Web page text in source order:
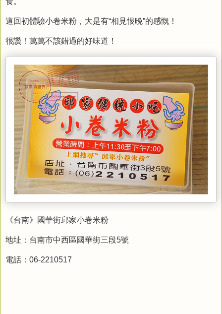
這回初體驗小卷米粉，大是有“相見恨晚”的感慨！
很讚！萬萬不該錯過的好味道！
《台南》國華街邱家小卷米粉
地址：台南市中西區國華街三段5號
電話：06-2210517